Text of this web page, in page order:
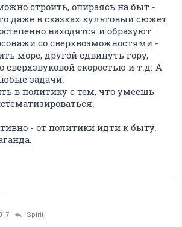
строить, опираясь на быт -
даже в сказках культовый сюжет
находятся и образуют
со сверхвозможностями -
море, другой сдвинуть гору,
сверхзвуковой скоростью и т.д. А
задачи.
в политику с тем, что умеешь
- от политики идти к быту.
Spirit